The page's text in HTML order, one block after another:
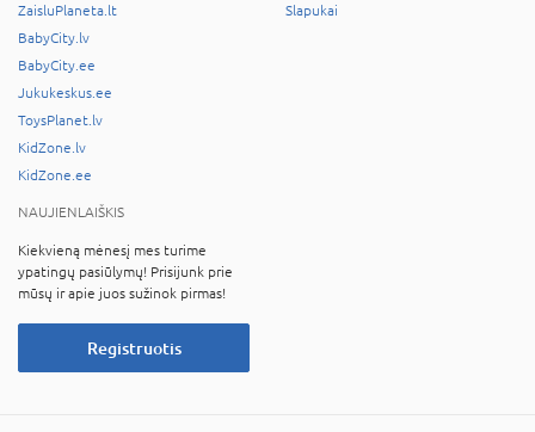
ZaisluPlaneta.lt
BabyCity.lv
BabyCity.ee
Jukukeskus.ee
ToysPlanet.lv
KidZone.lv
KidZone.ee
Slapukai
NAUJIENLAIŠKIS
Kiekvieną mėnesį mes turime
ypatingų pasiūlymų! Prisijunk prie
mūsų ir apie juos sužinok pirmas!
Registruotis